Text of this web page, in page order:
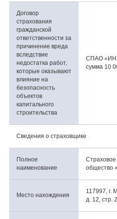
Договор
страхования
гражданской
ответственности за
причинение вреда
вследствие
недостатка работ,
которые оказывают
влияние на
безопасность
объектов
капитального
строительства
СПАО
сумма 10
Сведения о страховщике
Полное
наименование
общество
Место нахождения
117997, г.
д. 12, стр. 2